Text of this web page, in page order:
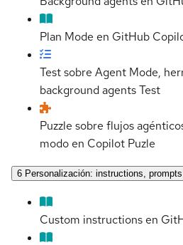
Plan Mode en GitHub
Test sobre Agent Mode,
background agentsTest
Puzzle sobre flujos
modo en Copilot Puzle
6 Personalización: instructions,
Custom instructions en